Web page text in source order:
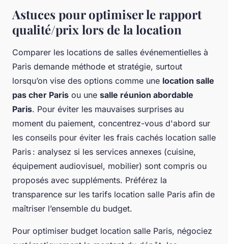
Astuces pour optimiser le rapport
qualité/prix lors de la location
Comparer les locations de salles événementielles à
Paris demande méthode et stratégie, surtout
lorsqu’on vise des options comme une location salle
pas cher Paris ou une salle réunion abordable
Paris. Pour éviter les mauvaises surprises au
moment du paiement, concentrez-vous d'abord sur
les conseils pour éviter les frais cachés location salle
Paris : analysez si les services annexes (cuisine,
équipement audiovisuel, mobilier) sont compris ou
proposés avec suppléments. Préférez la
transparence sur les tarifs location salle Paris afin de
maîtriser l’ensemble du budget.
Pour optimiser budget location salle Paris, négociez